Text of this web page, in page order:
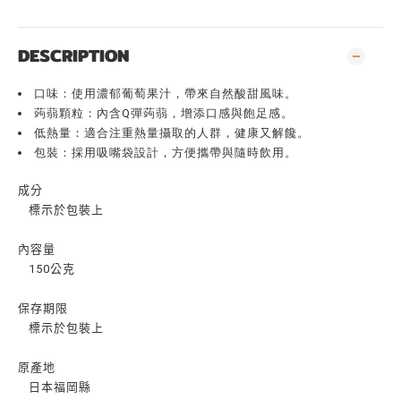
DESCRIPTION
口味：使用濃郁葡萄果汁，帶來自然酸甜風味。
蒟蒻顆粒：內含Q彈蒟蒻，增添口感與飽足感。
低熱量：適合注重熱量攝取的人群，健康又解饞。
包裝：採用吸嘴袋設計，方便攜帶與隨時飲用。
成分
標示於包裝上
內容量
150公克
保存期限
標示於包裝上
原產地
日本福岡縣